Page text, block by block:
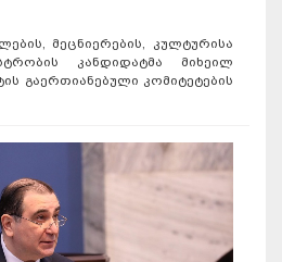
მეცნიერების, კულტურისა
კანდიდატმა მიხეილ
გაერთიანებული კომიტეტების